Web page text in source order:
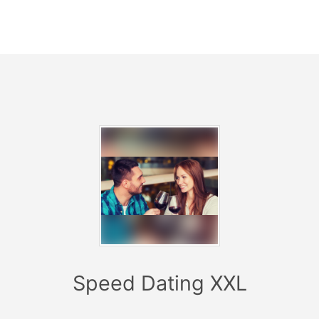
gerne wiedersehen willst und bekommst nach dem Event
Online-Link, wo alle Teilnehmer aufgeführt sind und
eintragen kannst. Bei Übereinstimmung tauschen wir
(Email-Adresse) aus, sodass du mit deiner
treten kannst. Falls du es nicht schon direkt nach dem
gemacht hast ;-)
ist beim Event vor Ort, begrüßt die Teilnehmer und
für Frankfurts größtes Speed Dating Event sind auf 20
Speed Dating XXL